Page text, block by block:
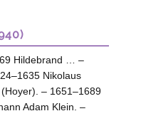
Hildebrand … –
Nikolaus
– 1651–1689
Adam Klein. –